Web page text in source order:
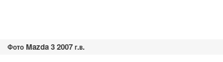
Фото Mazda 3 2007 г.в.